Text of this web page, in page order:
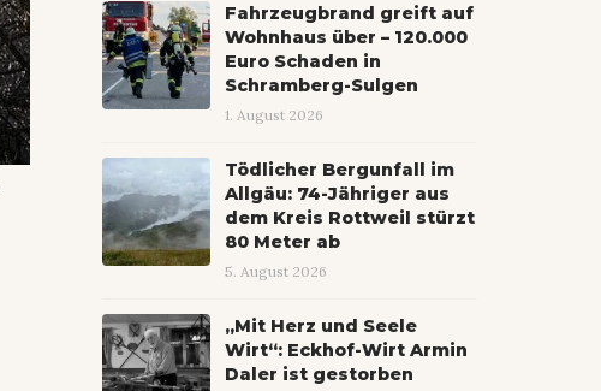
Fahrzeugbrand greift auf
Wohnhaus über – 120.000
Euro Schaden in
Schramberg-Sulgen
1. August 2026
Tödlicher Bergunfall im
Allgäu: 74-Jähriger aus
dem Kreis Rottweil stürzt
80 Meter ab
5. August 2026
„Mit Herz und Seele
Wirt“: Eckhof-Wirt Armin
Daler ist gestorben